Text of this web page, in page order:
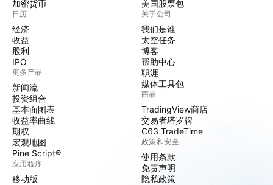
加密货币
日历
经济
收益
股利
IPO
更多产品
新闻流
投资组合
基本面图表
收益率曲线
期权
宏观地图
Pine Script®
应用程序
移动版
美国股票包
关于公司
我们是谁
太空任务
博客
帮助中心
职涯
媒体工具包
商品
TradingView商店
交易者塔罗牌
C63 TradeTime
政策和安全
使用条款
免责声明
隐私政策